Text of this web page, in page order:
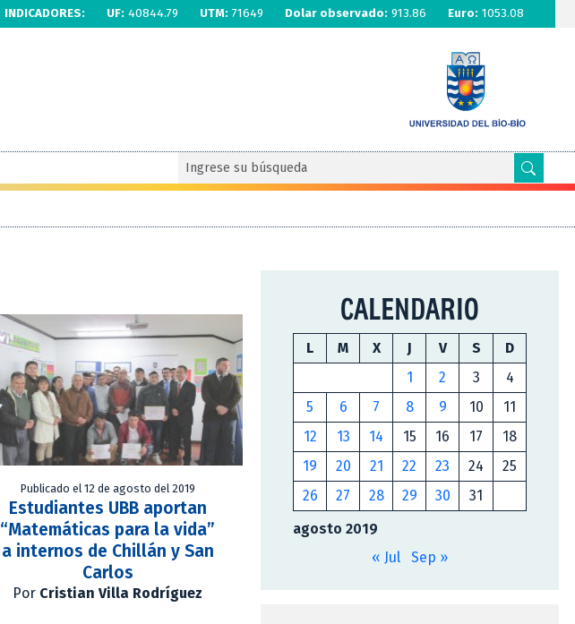
INDICADORES: UF: 40844.79 UTM: 71649 Dolar observado: 913.86 Euro: 1053.08
Publicado el 12 de agosto del 2019
Estudiantes UBB aportan
“Matemáticas para la vida”
a internos de Chillán y San
Carlos
Por Cristian Villa Rodríguez
CALENDARIO
agosto 2019
L M X J V S
D
1
2 3
4
5
6 7 8 9 10
11
12
13 14 15 16 17
18
19
20 21 22 23 24
25
26
27 28 29 30 31
« Jul Sep »